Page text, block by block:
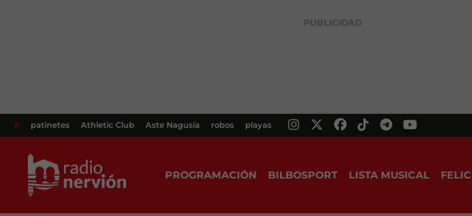
PUBLICIDAD
# patinetes Athletic Club Aste Nagusia robos playas
PROGRAMACIÓN BILBOSPORT LISTA MUSICAL